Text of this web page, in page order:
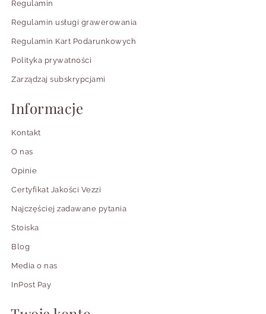
Regulamin
Regulamin usługi grawerowania
Regulamin Kart Podarunkowych
Polityka prywatności
Zarządzaj subskrypcjami
Informacje
Kontakt
O nas
Opinie
Certyfikat Jakości Vezzi
Najczęściej zadawane pytania
Stoiska
Blog
Media o nas
InPost Pay